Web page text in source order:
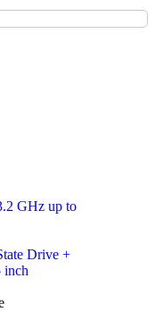
GHz up to
Drive +
inch